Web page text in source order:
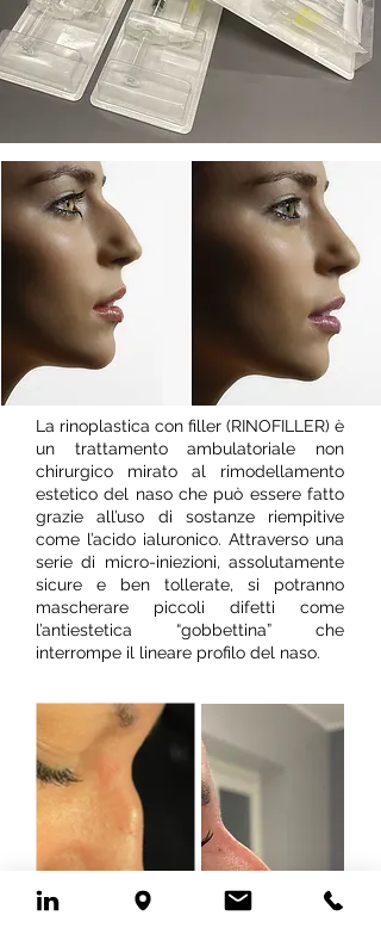
La rinoplastica con filler (RINOFILLER) è
un trattamento ambulatoriale non
chirurgico mirato al rimodellamento
estetico del naso che può essere fatto
grazie all’uso di sostanze riempitive
come l’acido ialuronico. Attraverso una
serie di micro-iniezioni, assolutamente
sicure e ben tollerate, si potranno
mascherare piccoli difetti come
l’antiestetica “gobbettina” che
interrompe il lineare profilo del naso.